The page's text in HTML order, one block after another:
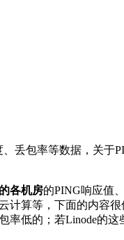
丢包率等数据，关于
的各机房的PING响应值
计算等，下面的内容
率低的；若Linode的